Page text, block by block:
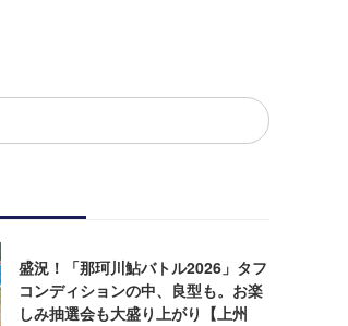
盛況！「那珂川鮎バトル2026」タフ
コンディションの中、良型も。お楽
しみ抽選会も大盛り上がり【上州